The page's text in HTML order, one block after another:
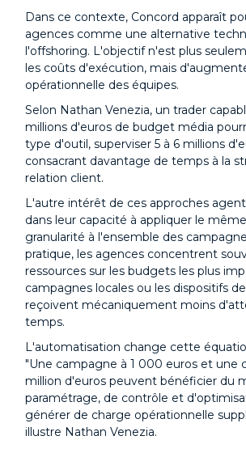
Dans ce contexte, Concord apparaît
agences comme une alternative
l'offshoring. L'objectif n'est plus
les coûts d'exécution, mais
opérationnelle des équipes.
Selon Nathan Venezia, un trader
millions d'euros de budget média
type d'outil, superviser 5 à 6 millions
consacrant davantage de temps à la
relation client.
L'autre intérêt de ces approches
dans leur capacité à appliquer le
granularité à l'ensemble des
pratique, les agences concentrent
ressources sur les budgets les plus
campagnes locales ou les dispositifs
reçoivent mécaniquement moins
temps.
L'automatisation change cette
"Une campagne à 1 000 euros et une
million d'euros peuvent bénéficier du
paramétrage, de contrôle et
générer de charge opérationnelle
illustre Nathan Venezia.